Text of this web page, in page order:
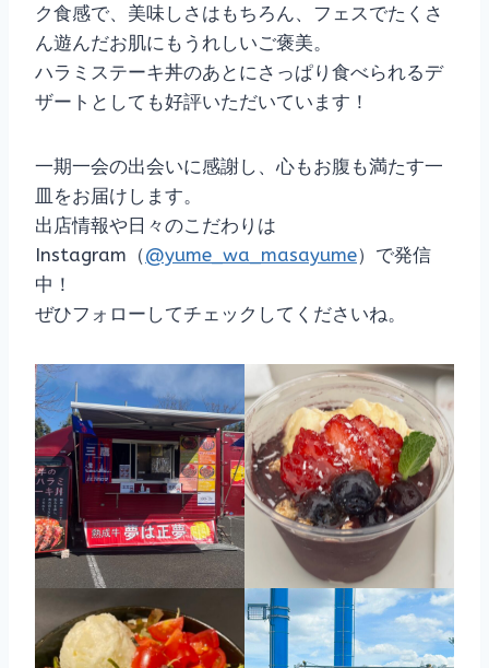
ク食感で、美味しさはもちろん、フェスでたくさ
ん遊んだお肌にもうれしいご褒美。
ハラミステーキ丼のあとにさっぱり食べられるデ
ザートとしても好評いただいています！
一期一会の出会いに感謝し、心もお腹も満たす一
皿をお届けします。
出店情報や日々のこだわりは
Instagram（@yume_wa_masayume）で発信
中！
ぜひフォローしてチェックしてくださいね。